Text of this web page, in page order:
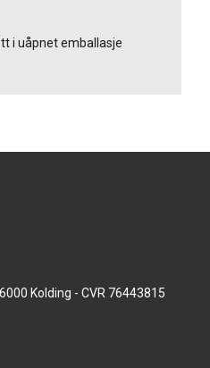
i uåpnet emballasje
Kolding - CVR 76443815